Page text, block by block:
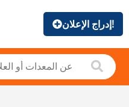
إدراج الإعلان!